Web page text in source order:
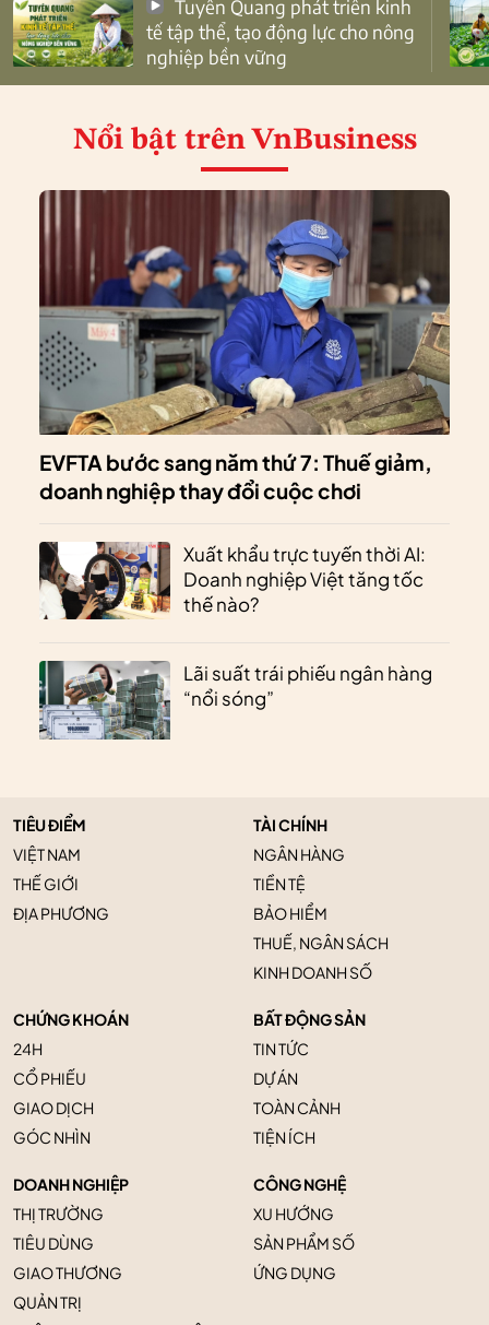
tế tập thể, tạo động lực cho nông
nghiệp bền vững
Nổi bật trên VnBusiness
EVFTA bước sang năm thứ 7: Thuế giảm,
doanh nghiệp thay đổi cuộc chơi
Xuất khẩu trực tuyến thời AI:
Doanh nghiệp Việt tăng tốc
thế nào?
Lãi suất trái phiếu ngân hàng
“nổi sóng”
TIÊU ĐIỂM
VIỆT NAM
THẾ GIỚI
ĐỊA PHƯƠNG
TÀI CHÍNH
NGÂN HÀNG
TIỀN TỆ
BẢO HIỂM
THUẾ, NGÂN SÁCH
KINH DOANH SỐ
CHỨNG KHOÁN
24H
CỔ PHIẾU
GIAO DỊCH
GÓC NHÌN
BẤT ĐỘNG SẢN
TIN TỨC
DỰ ÁN
TOÀN CẢNH
TIỆN ÍCH
DOANH NGHIỆP
THỊ TRƯỜNG
TIÊU DÙNG
GIAO THƯƠNG
QUẢN TRỊ
CÔNG NGHỆ
XU HƯỚNG
SẢN PHẨM SỐ
ỨNG DỤNG